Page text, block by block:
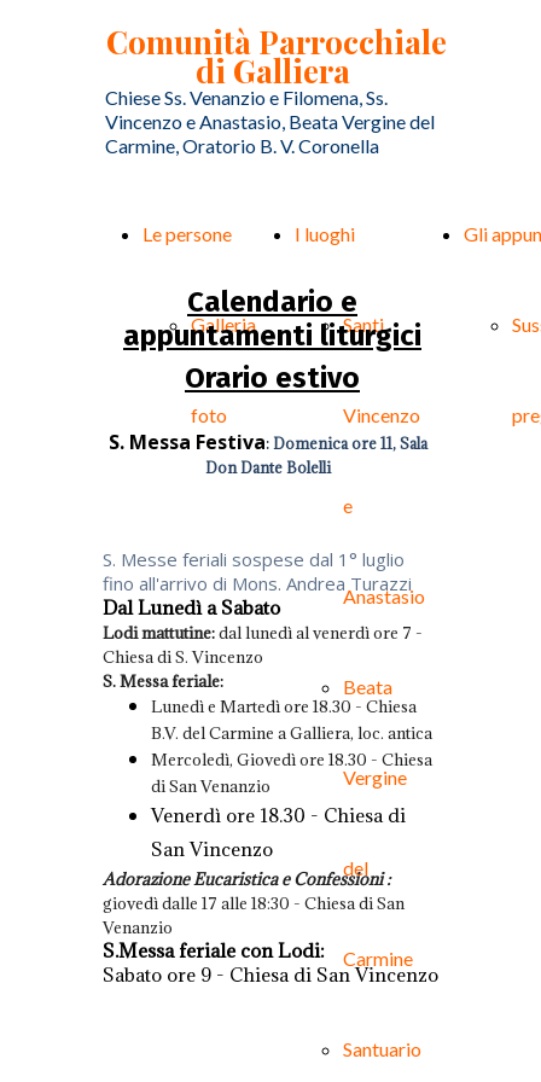
Chiese Ss. Venanzio e Filomena, Ss.
Vincenzo e Anastasio, Beata Vergine del
Carmine, Oratorio B. V. Coronella
Comunità Parrocchiale
di Galliera
Le persone
Galleria
foto
I luoghi
Santi
Vincenzo
e
Anastasio
Beata
Vergine
del
Carmine
Santuario
Gli
Calendario e
appuntamenti liturgici
Orario estivo
S. Messa Festiva: Domenica ore 11, Sala
Don Dante Bolelli
S. Messe feriali sospese dal 1° luglio
fino all'arrivo di Mons. Andrea Turazzi
Dal Lunedì a Sabato
Lodi mattutine:dal lunedì al venerdì ore 7 -
Chiesa di S. Vincenzo
S. Messa feriale:
Lunedì e Martedì ore 18.30 - Chiesa
B.V. del Carmine a Galliera, loc. antica
Mercoledì, Giovedì ore 18.30 - Chiesa
di San Venanzio
Venerdì ore 18.30 - Chiesa di
San Vincenzo
Adorazione Eucaristica e Confessioni :
giovedì dalle 17 alle 18:30 - Chiesa di San
Venanzio
S.Messa feriale con Lodi:
Sabato ore 9 - Chiesa di San Vincenzo